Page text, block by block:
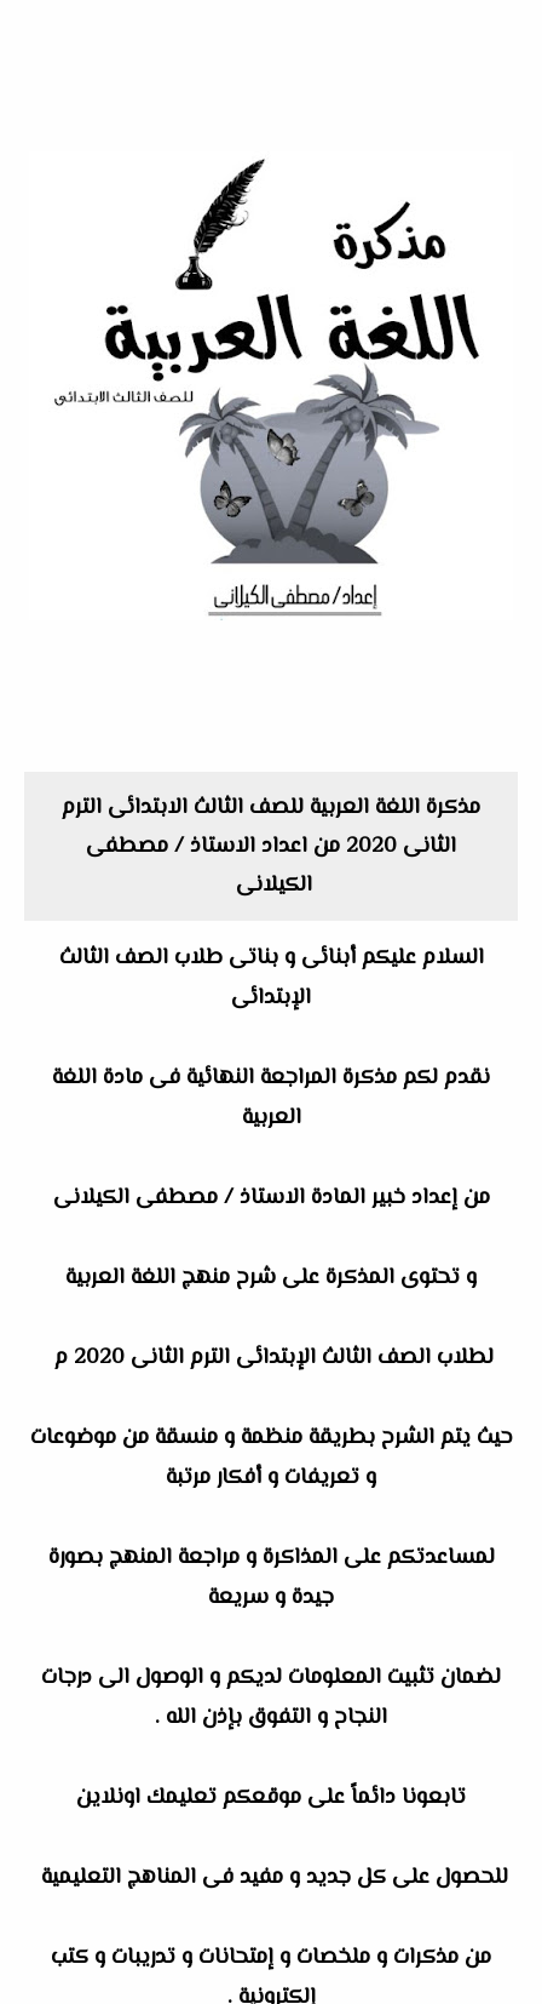
مذكرة اللغة العربية للصف الثالث الابتدائى الترم
الثانى 2020 من اعداد الاستاذ / مصطفى
الكيلانى
السلام عليكم أبنائى و بناتى طلاب الصف الثالث
الإبتدائى
نقدم لكم مذكرة المراجعة النهائية فى مادة اللغة
العربية
من إعداد خبير المادة الاستاذ / مصطفى الكيلانى
و تحتوى المذكرة على شرح منهج اللغة العربية
لطلاب الصف الثالث الإبتدائى الترم الثانى 2020 م
حيث يتم الشرح بطريقة منظمة و منسقة من موضوعات
و تعريفات و أفكار مرتبة
لمساعدتكم على المذاكرة و مراجعة المنهج بصورة
جيدة و سريعة
لضمان تثبيت المعلومات لديكم و الوصول الى درجات
النجاح و التفوق بإذن الله .
تابعونا دائماً على موقعكم تعليمك اونلاين
للحصول على كل جديد و مفيد فى المناهج التعليمية
من مذكرات و ملخصات و إمتحانات و تدريبات و كتب